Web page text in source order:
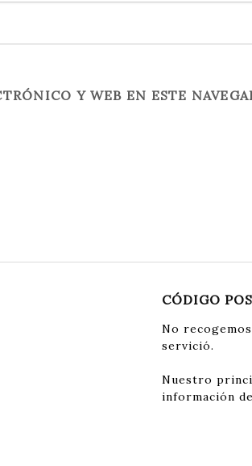
Y WEB EN ESTE
CÓDIGO
No
servició.
Nuestro
información